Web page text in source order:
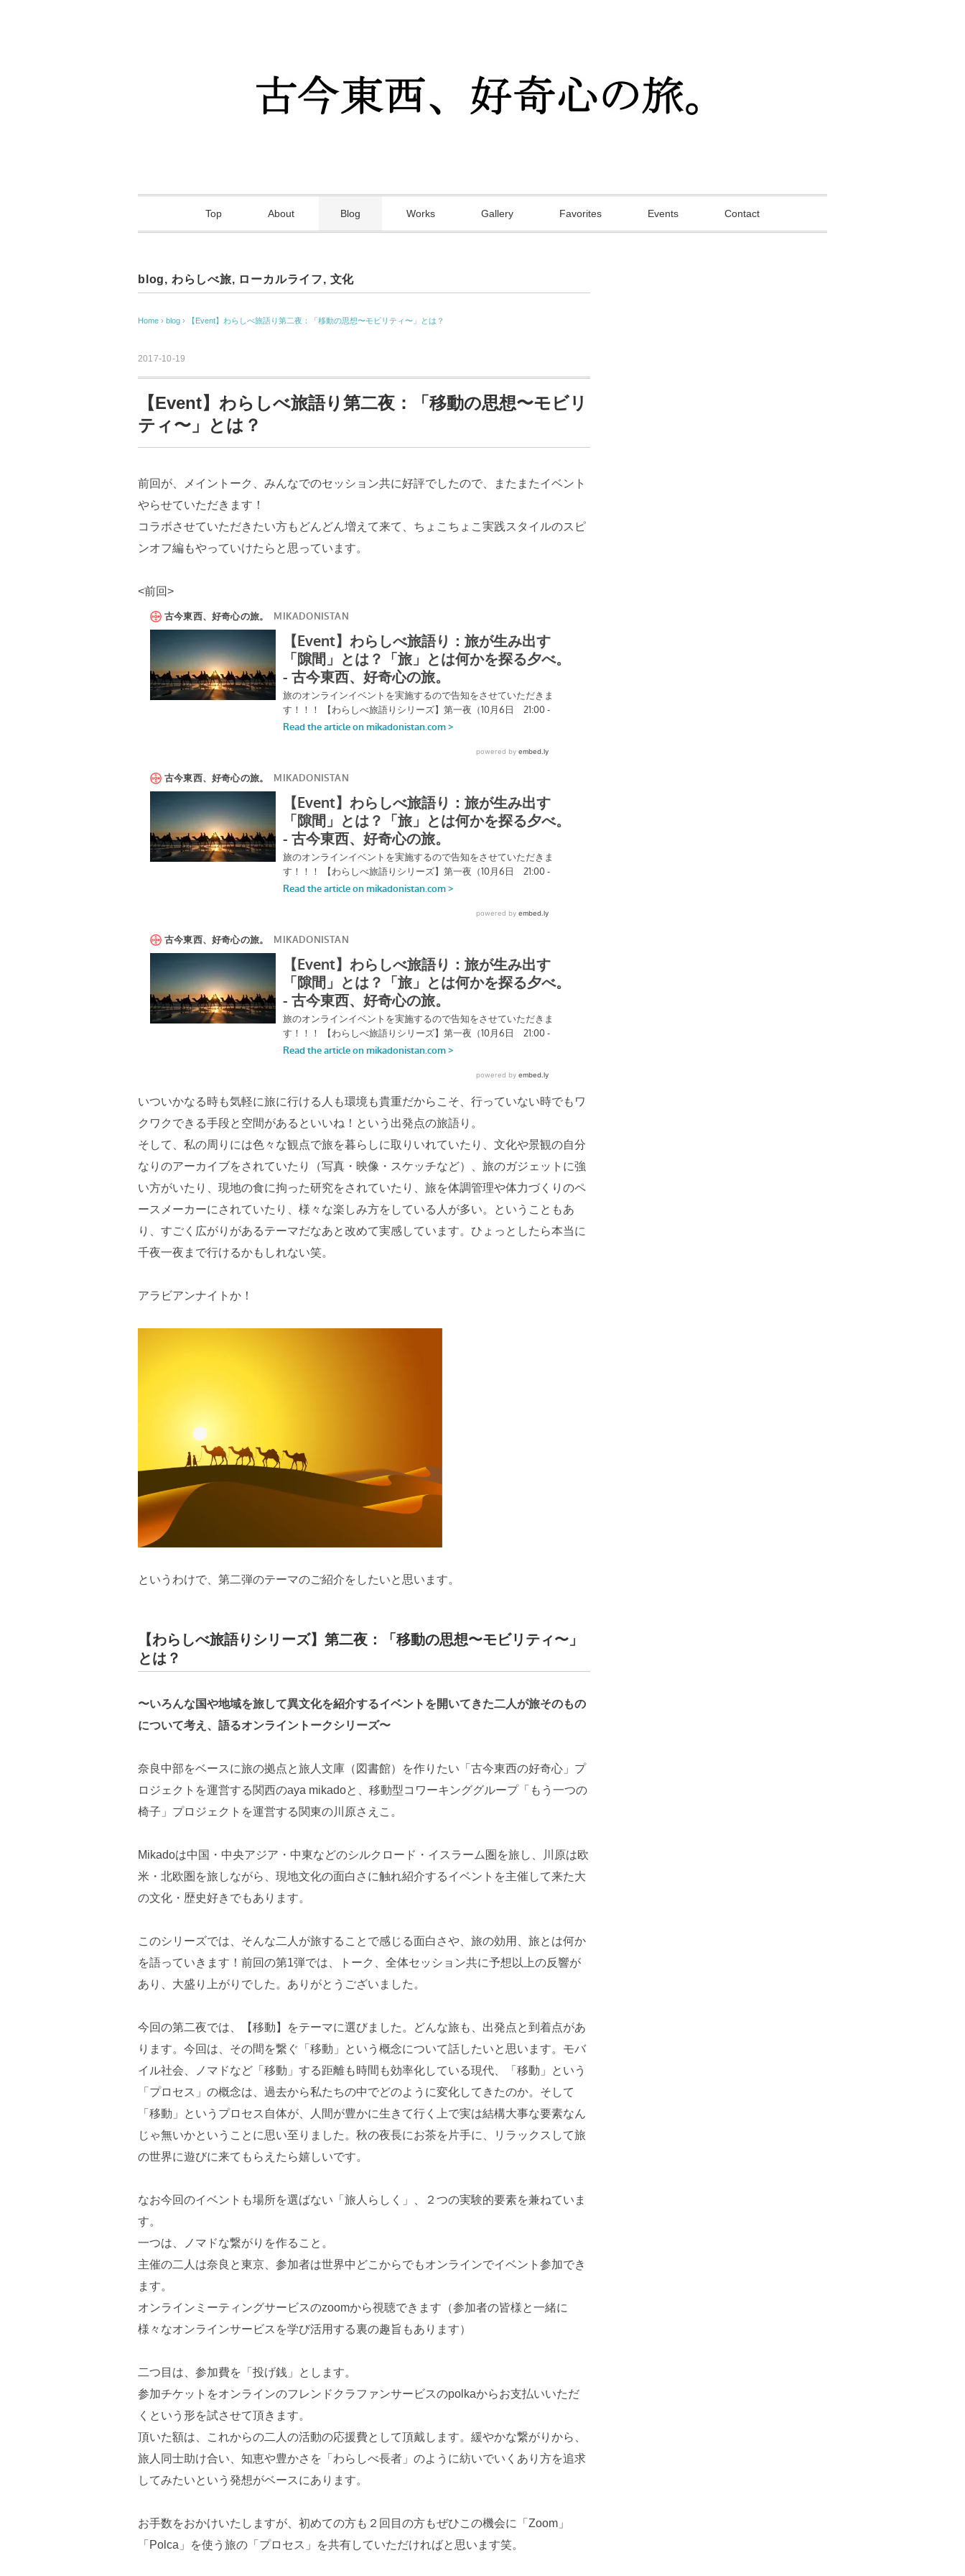
Top About Blog Works Gallery Favorites Events Contact
blog, わらしべ旅, ローカルライフ, 文化
Home › blog › 【Event】わらしべ旅語り第二夜：「移動の思想〜モビリティ〜」とは？
2017-10-19
【Event】わらしべ旅語り第二夜：「移動の思想〜モビリ
ティ〜」とは？
前回が、メイントーク、みんなでのセッション共に好評でしたので、またまたイベント
やらせていただきます！
コラボさせていただきたい方もどんどん増えて来て、ちょこちょこ実践スタイルのスピ
ンオフ編もやっていけたらと思っています。
<前回>
いついかなる時も気軽に旅に行ける人も環境も貴重だからこそ、行っていない時でもワ
クワクできる手段と空間があるといいね！という出発点の旅語り。
そして、私の周りには色々な観点で旅を暮らしに取りいれていたり、文化や景観の自分
なりのアーカイブをされていたり（写真・映像・スケッチなど）、旅のガジェットに強
い方がいたり、現地の食に拘った研究をされていたり、旅を体調管理や体力づくりのペ
ースメーカーにされていたり、様々な楽しみ方をしている人が多い。ということもあ
り、すごく広がりがあるテーマだなあと改めて実感しています。ひょっとしたら本当に
千夜一夜まで行けるかもしれない笑。
アラビアンナイトか！
というわけで、第二弾のテーマのご紹介をしたいと思います。
【わらしべ旅語りシリーズ】第二夜：「移動の思想〜モビリティ〜」
とは？
〜いろんな国や地域を旅して異文化を紹介するイベントを開いてきた二人が旅そのもの
について考え、語るオンライントークシリーズ〜
奈良中部をベースに旅の拠点と旅人文庫（図書館）を作りたい「古今東西の好奇心」プ
ロジェクトを運営する関西のaya mikadoと、移動型コワーキンググループ「もう一つの
椅子」プロジェクトを運営する関東の川原さえこ。
Mikadoは中国・中央アジア・中東などのシルクロード・イスラーム圏を旅し、川原は欧
米・北欧圏を旅しながら、現地文化の面白さに触れ紹介するイベントを主催して来た大
の文化・歴史好きでもあります。
このシリーズでは、そんな二人が旅することで感じる面白さや、旅の効用、旅とは何か
を語っていきます！前回の第1弾では、トーク、全体セッション共に予想以上の反響が
あり、大盛り上がりでした。ありがとうございました。
今回の第二夜では、【移動】をテーマに選びました。どんな旅も、出発点と到着点があ
ります。今回は、その間を繋ぐ「移動」という概念について話したいと思います。モバ
イル社会、ノマドなど「移動」する距離も時間も効率化している現代、「移動」という
「プロセス」の概念は、過去から私たちの中でどのように変化してきたのか。そして
「移動」というプロセス自体が、人間が豊かに生きて行く上で実は結構大事な要素なん
じゃ無いかということに思い至りました。秋の夜長にお茶を片手に、リラックスして旅
の世界に遊びに来てもらえたら嬉しいです。
なお今回のイベントも場所を選ばない「旅人らしく」、２つの実験的要素を兼ねていま
す。
一つは、ノマドな繋がりを作ること。
主催の二人は奈良と東京、参加者は世界中どこからでもオンラインでイベント参加でき
ます。
オンラインミーティングサービスのzoomから視聴できます（参加者の皆様と一緒に
様々なオンラインサービスを学び活用する裏の趣旨もあります）
二つ目は、参加費を「投げ銭」とします。
参加チケットをオンラインのフレンドクラファンサービスのpolkaからお支払いいただ
くという形を試させて頂きます。
頂いた額は、これからの二人の活動の応援費として頂戴します。緩やかな繋がりから、
旅人同士助け合い、知恵や豊かさを「わらしべ長者」のように紡いでいくあり方を追求
してみたいという発想がベースにあります。
お手数をおかけいたしますが、初めての方も２回目の方もぜひこの機会に「Zoom」
「Polca」を使う旅の「プロセス」を共有していただければと思います笑。